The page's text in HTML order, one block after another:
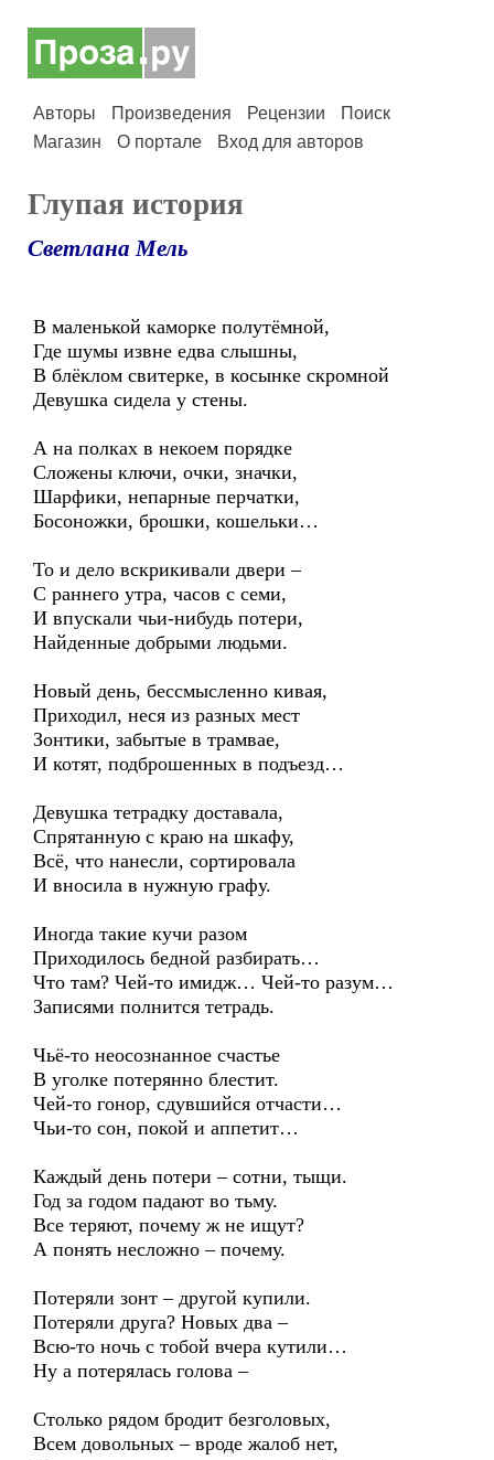
Авторы Произведения Рецензии
Поиск
Магазин
О портале Вход для авторов
Глупая история
Светлана Мель
В маленькой каморке полутёмной,
Где шумы извне едва слышны,
В блёклом свитерке, в косынке скромной
Девушка сидела у стены.
А на полках в некоем порядке
Сложены ключи, очки, значки,
Шарфики, непарные перчатки,
Босоножки, брошки, кошельки…
То и дело вскрикивали двери –
С раннего утра, часов с семи,
И впускали чьи-нибудь потери,
Найденные добрыми людьми.
Новый день, бессмысленно кивая,
Приходил, неся из разных мест
Зонтики, забытые в трамвае,
И котят, подброшенных в подъезд…
Девушка тетрадку доставала,
Спрятанную с краю на шкафу,
Всё, что нанесли, сортировала
И вносила в нужную графу.
Иногда такие кучи разом
Приходилось бедной разбирать…
Что там? Чей-то имидж… Чей-то разум…
Записями полнится тетрадь.
Чьё-то неосознанное счастье
В уголке потерянно блестит.
Чей-то гонор, сдувшийся отчасти…
Чьи-то сон, покой и аппетит…
Каждый день потери – сотни, тыщи.
Год за годом падают во тьму.
Все теряют, почему ж не ищут?
А понять несложно – почему.
Потеряли зонт – другой купили.
Потеряли друга? Новых два –
Всю-то ночь с тобой вчера кутили…
Ну а потерялась голова –
Столько рядом бродит безголовых,
Всем довольных – вроде жалоб нет,